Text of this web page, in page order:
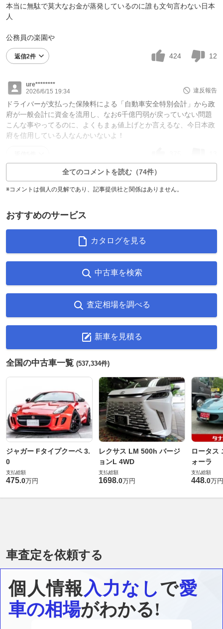
本当に無駄で莫大なお金が蒸発しているのに誰も文句言わない日本
人
公務員の楽園や
返信2件 424 12
ure********
2026/6/15 19:34
違反報告
ドライバーが支払った保険料による「自動車安全特別会計」から政
府が一般会計に資金を流用し、なお6千億円弱が戻っていない問題
こんな事やってるのに、よくもまぁ値上げとか言えるな、今日本政
府を信用している人なんかいないよ！
全てのコメントを読む（74件）
※コメントは個人の見解であり、記事提供社と関係はありません。
おすすめのサービス
カタログを見る
中古車を検索
査定相場を調べる
新車を見積る
全国の中古車一覧 (537,334件)
ジャガー Fタイプクーペ 3.
0
支払総額
475.0万円
レクサス LM 500h バージ
ョンL 4WD
支払総額
1698.0万円
ロータス
ォーラ
支払総額
448.0万円
車査定を依頼する
個人情報入力なしで愛
車の相場がわかる!